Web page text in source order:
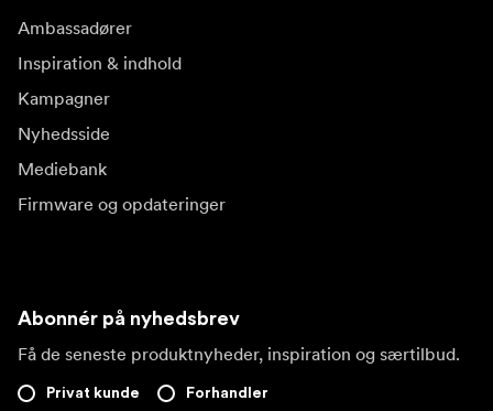
Ambassadører
Inspiration & indhold
Kampagner
Nyhedsside
Mediebank
Firmware og opdateringer
Abonnér på nyhedsbrev
Få de seneste produktnyheder, inspiration og særtilbud.
Privat kunde Forhandler